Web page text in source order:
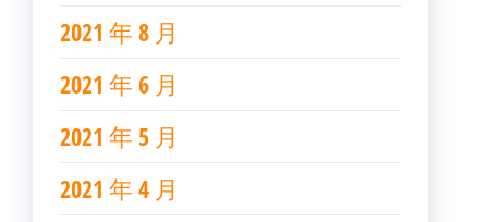
2021 年 8 月
2021 年 6 月
2021 年 5 月
2021 年 4 月